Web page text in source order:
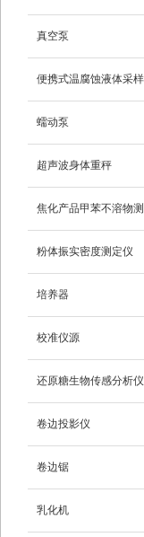
真空泵
便携式温腐蚀液体采
蠕动泵
超声波身体重秤
焦化产品甲苯不溶物
粉体振实密度测定仪
培养器
校准仪源
还原糖生物传感分析仪
卷边投影仪
卷边锯
乳化机